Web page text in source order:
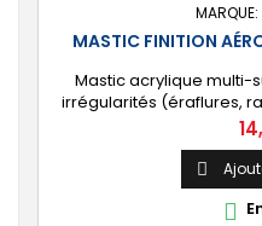
MARQUE:
MASTIC FINITION
Mastic acrylique multi-
irrégularités (éraflures,
Convient à tout type
carrosserie, moulage,
supports] Adapté pour
(zinc, acier, acier
polyester.

